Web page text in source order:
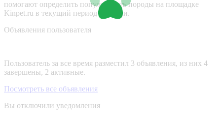
помогают определить популярность породы на площадке
Kinpet.ru в текущий период времени.
Объявления пользователя
Пользователь за все время разместил 3 объявления, из них 4
завершены, 2 активные.
Посмотреть все объявления
Вы отключили уведомления